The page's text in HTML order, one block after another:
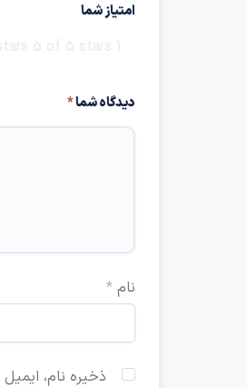
امتیاز شما
1 of 5 stars
5 of 5 stars
دیدگاه شما*
نام *
ذخیره نام،